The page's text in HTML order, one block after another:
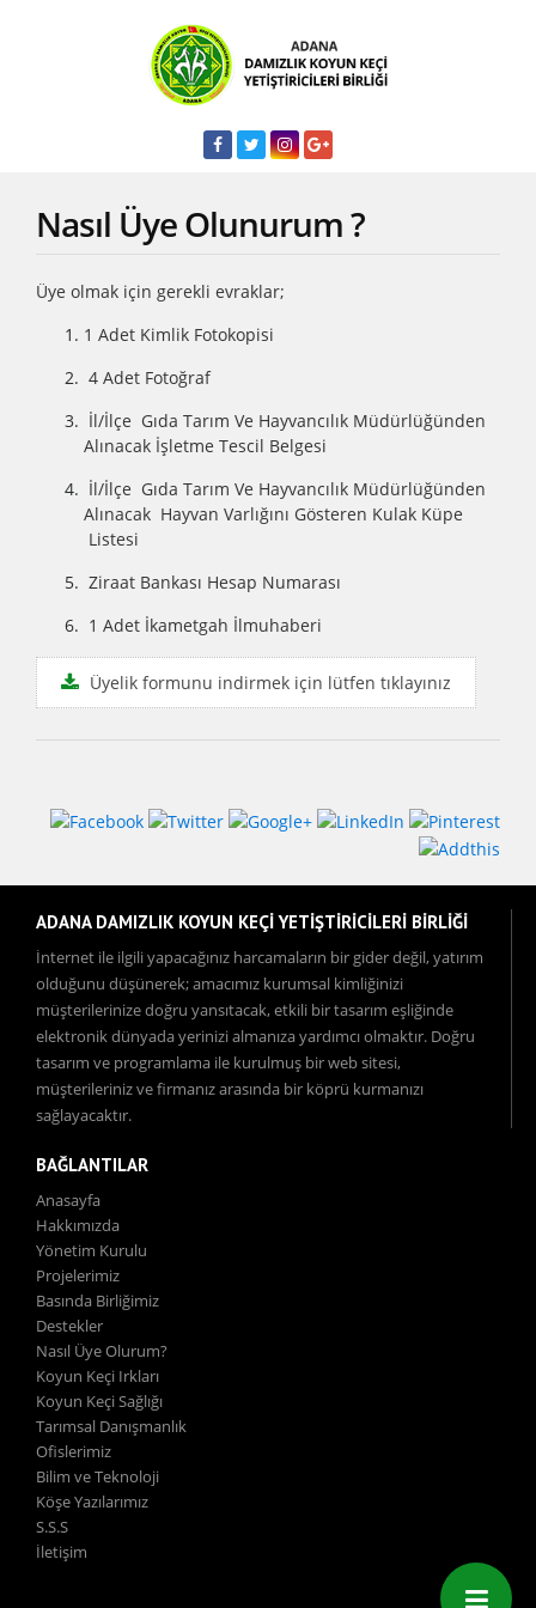
Nasıl Üye Olunurum ?
Üye olmak için gerekli evraklar;
1 Adet Kimlik Fotokopisi
4 Adet Fotoğraf
İl/İlçe Gıda Tarım Ve Hayvancılık Müdürlüğünden
Alınacak İşletme Tescil Belgesi
İl/İlçe Gıda Tarım Ve Hayvancılık Müdürlüğünden
Alınacak Hayvan Varlığını Gösteren Kulak Küpe
Listesi
Ziraat Bankası Hesap Numarası
1 Adet İkametgah İlmuhaberi
Üyelik formunu indirmek için lütfen tıklayınız
ADANA DAMIZLIK KOYUN KEÇİ YETİŞTİRİCİLERİ BİRLİĞİ
İnternet ile ilgili yapacağınız harcamaların bir gider değil, yatırım
olduğunu düşünerek; amacımız kurumsal kimliğinizi
müşterilerinize doğru yansıtacak, etkili bir tasarım eşliğinde
elektronik dünyada yerinizi almanıza yardımcı olmaktır. Doğru
tasarım ve programlama ile kurulmuş bir web sitesi,
müşterileriniz ve firmanız arasında bir köprü kurmanızı
sağlayacaktır.
BAĞLANTILAR
Anasayfa
Hakkımızda
Yönetim Kurulu
Projelerimiz
Basında Birliğimiz
Destekler
Nasıl Üye Olurum?
Koyun Keçi Irkları
Koyun Keçi Sağlığı
Tarımsal Danışmanlık
Ofislerimiz
Bilim ve Teknoloji
Köşe Yazılarımız
S.S.S
İletişim